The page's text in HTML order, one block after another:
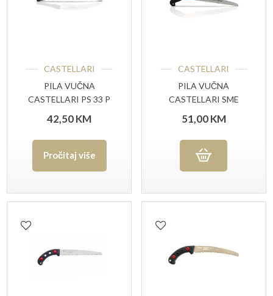
CASTELLARI
PILA VUČNA
CASTELLARI PS 33 P
DRŽAČ
42,50KM
Pročitaj više
CASTELLARI
PILA VUČNA
CASTELLARI SME
51,00KM